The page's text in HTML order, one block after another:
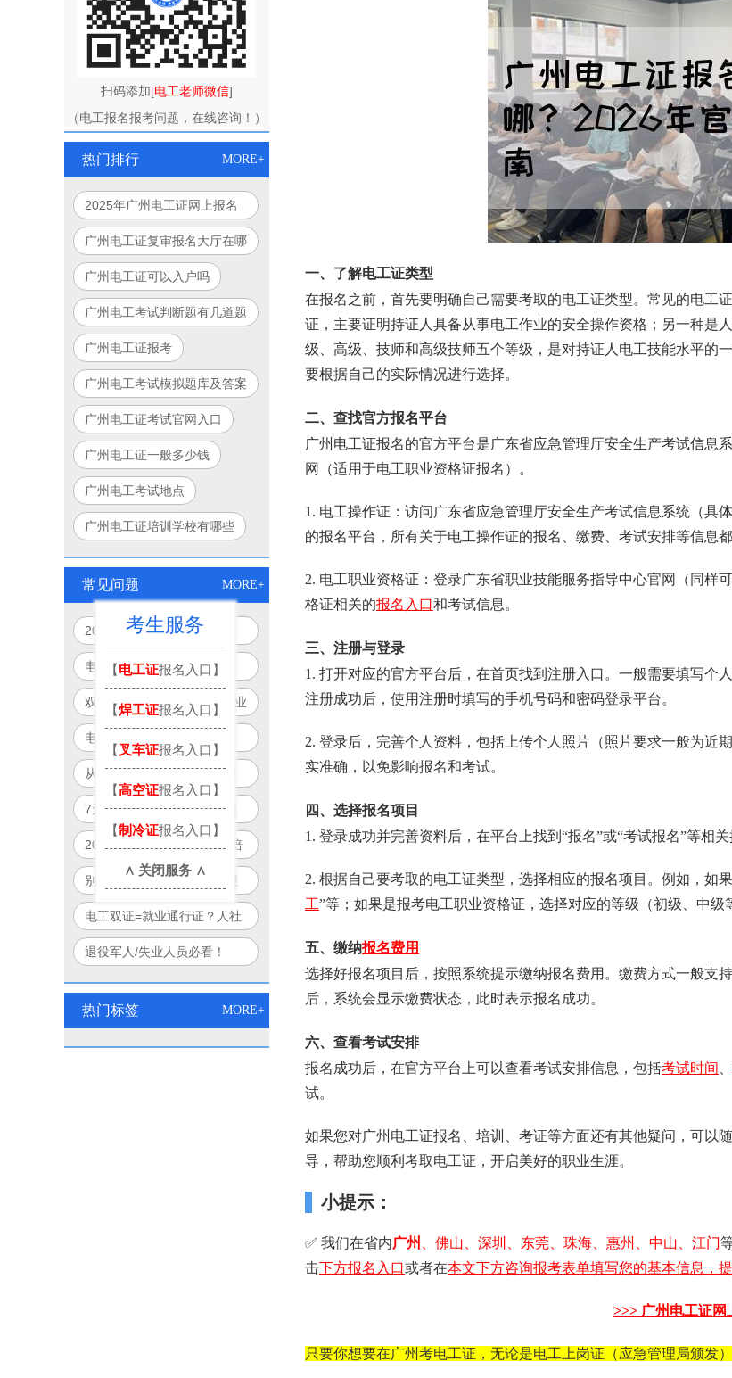
扫码添加[电工老师微信]
（电工报名报考问题，在线咨询！）
热门排行 MORE+
2025年广州电工证网上报名
入口官网指南
广州电工证复审报名大厅在哪
里
广州电工证可以入户吗
广州电工考试判断题有几道题
广州电工证报考
广州电工考试模拟题库及答案
广州电工证考试官网入口
广州电工证一般多少钱
广州电工考试地点
广州电工证培训学校有哪些
常见问题 MORE+
2026年电工双证培训新模
式：免重复培训、跨省通用、
线上+线下
电工证别再单考！2026年
起“双证合一”成就业硬门槛
双证电工薪资直涨50%！企业
抢人真相：单证已过时
电工双证补贴最高8000元？
2026年全国32城可申领清单
曝光
从月薪5000到12000：双证
电工职业晋升路径全图解
7天拿双证？广州电工可报！
政府补贴项目制培训全解析
2026年国家新规：电工“一培
双证”合法落地，一次培训拿
双证！
别再被坑！2026电工双证报
名避雷指南：官方渠道+防骗
口诀
电工双证=就业通行证？人社
部+应急部联合认证权威解读
退役军人/失业人员必看！
入口
热门标签 MORE+
一、了解电工证类型
在报名之前，首先要明确自己需要考取的电工证类型。常见的电工
证，主要证明持证人具备从事电工作业的安全操作资格；另一种是
级、高级、技师和高级技师五个等级，是对持证人电工技能水平的
要根据自己的实际情况进行选择。
二、查找官方报名平台
广州电工证报名的官方平台是广东省应急管理厅安全生产考试信息
网（适用于电工职业资格证报名）。
1. 电工操作证：访问广东省应急管理厅安全生产考试信息系统（具
的报名平台，所有关于电工操作证的报名、缴费、考试安排等信息
2. 电工职业资格证：登录广东省职业技能服务指导中心官网（同样
格证相关的报名入口和考试信息。
三、注册与登录
1. 打开对应的官方平台后，在首页找到注册入口。一般需要填写
注册成功后，使用注册时填写的手机号码和密码登录平台。
2. 登录后，完善个人资料，包括上传个人照片（照片要求一般为近
实准确，以免影响报名和考试。
四、选择报名项目
1. 登录成功并完善资料后，在平台上找到“报名”或“考试报名”等相关
2. 根据自己要考取的电工证类型，选择相应的报名项目。例如，如
工”等；如果是报考电工职业资格证，选择对应的等级（初级、中级
五、缴纳报名费用
选择好报名项目后，按照系统提示缴纳报名费用。缴费方式一般支
后，系统会显示缴费状态，此时表示报名成功。
六、查看考试安排
报名成功后，在官方平台上可以查看考试安排信息，包括考试时间
试。
如果您对广州电工证报名、培训、考证等方面还有其他疑问，可以
导，帮助您顺利考取电工证，开启美好的职业生涯。
小提示：
✅ 我们在省内广州 、佛山、深圳、东莞、珠海、惠州、中山、江门
击下方报名入口或者在本文下方咨询报考表单填写您的基本信息，
>>> 广州电工证网
只要你想要在广州考电工证，无论是电工上岗证（应急管理局颁发
考生服务
【电工证报名入口】
【焊工证报名入口】
【 叉车证报名入口】
【高空证报名入口】
【制冷证报名入口】
∧ 关闭服务 ∧